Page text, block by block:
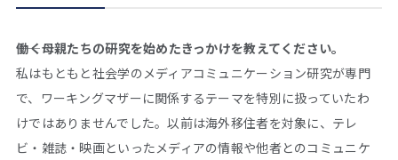
――働く母親たちの研究を始めたきっかけを教えてください。
私はもともと社会学のメディアコミュニケーション研究が専門
で、ワーキングマザーに関係するテーマを特別に扱っていたわ
けではありませんでした。以前は海外移住者を対象に、テレ
ビ・雑誌・映画といったメディアの情報や他者とのコミュニケ